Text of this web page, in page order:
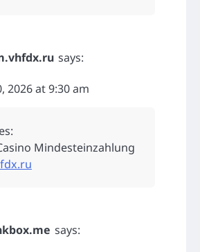
says:
2026 at 9:30 am
Mindesteinzahlung
says: